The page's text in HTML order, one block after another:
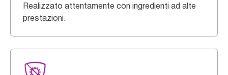
Realizzato attentamente con ingredienti ad alte
prestazioni.